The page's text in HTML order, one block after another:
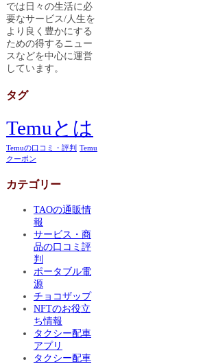
では日々の生活に必
要なサービス/人生を
より良く豊かにする
ための得するニュー
スなどを中心に運営
しています。
タグ
Temuとは
Temuの口コミ・評判 Temu
クーポン
カテゴリー
TAOの通販情
報
サービス・商
品の口コミ評
判
ポータブル電
源
チョコザップ
NFTのお役立
ち情報
タクシー配車
アプリ
タクシー配車